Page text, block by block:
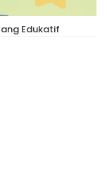
Edukatif